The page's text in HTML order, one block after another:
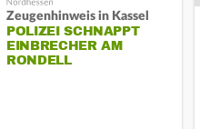
Zeugenhinweis in Kassel
POLIZEI SCHNAPPT
EINBRECHER AM
RONDELL